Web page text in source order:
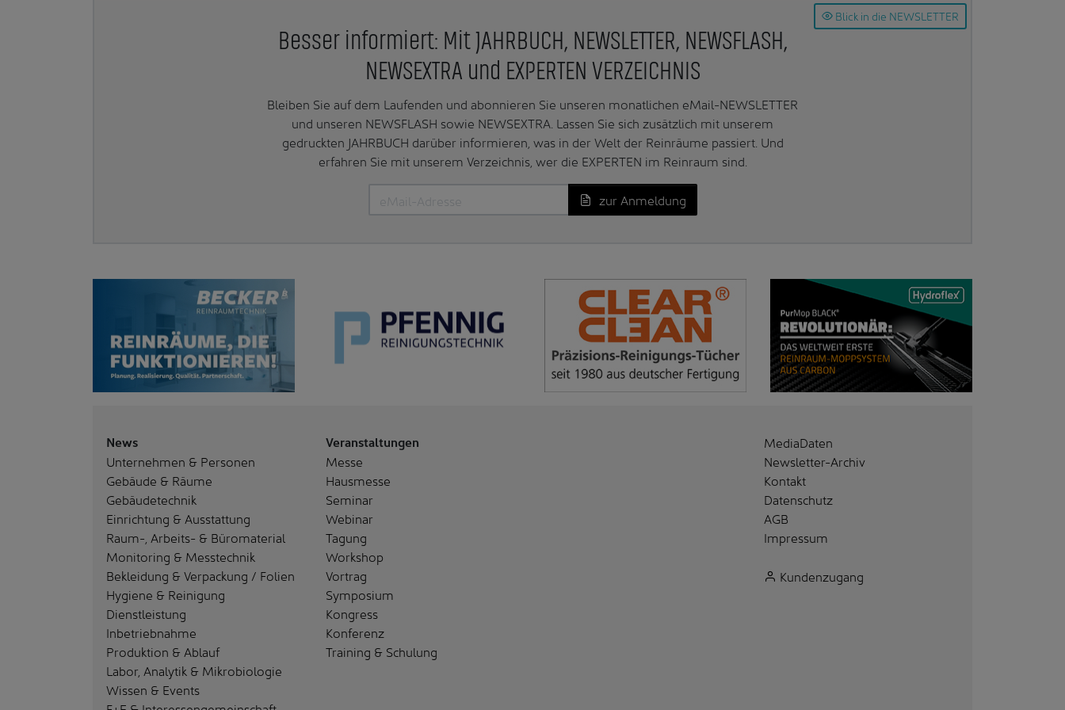
Blick in die NEWSLETTER
Besser informiert: Mit JAHRBUCH, NEWSLETTER, NEWSFLASH,
NEWSEXTRA und EXPERTEN VERZEICHNIS
Bleiben Sie auf dem Laufenden und abonnieren Sie unseren monatlichen eMail-NEWSLETTER
und unseren NEWSFLASH sowie NEWSEXTRA. Lassen Sie sich zusätzlich mit unserem
gedruckten JAHRBUCH darüber informieren, was in der Welt der Reinräume passiert. Und
erfahren Sie mit unserem Verzeichnis, wer die EXPERTEN im Reinraum sind.
zur Anmeldung
News
Unternehmen & Personen
Gebäude & Räume
Gebäudetechnik
Einrichtung & Ausstattung
Raum-, Arbeits- & Büromaterial
Monitoring & Messtechnik
Bekleidung & Verpackung / Folien
Hygiene & Reinigung
Dienstleistung
Inbetriebnahme
Produktion & Ablauf
Labor, Analytik & Mikrobiologie
Wissen & Events
Veranstaltungen
Messe
Hausmesse
Seminar
Webinar
Tagung
Workshop
Vortrag
Symposium
Kongress
Konferenz
Training & Schulung
MediaDaten
Newsletter-Archiv
Kontakt
Datenschutz
AGB
Impressum
Kundenzugang